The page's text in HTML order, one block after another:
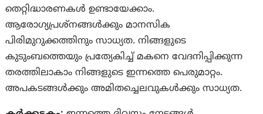
തെറ്റിദ്ധാരണകള്‍ ഉണ്ടായേക്കാം.
ആരോഗ്യപ്രശ്‌നങ്ങള്‍ക്കും മാനസിക
പിരിമുറുക്കത്തിനും സാധ്യത. നിങ്ങളുടെ
കുടുംബത്തെയും പ്രത്യേകിച്ച് മകനെ വേദനിപ്പിക്കുന്ന
തരത്തിലാകാം നിങ്ങളുടെ ഇന്നത്തെ പെരുമാറ്റം.
അപകടങ്ങള്‍ക്കും അമിതച്ചെലവുകള്‍ക്കും സാധ്യത.